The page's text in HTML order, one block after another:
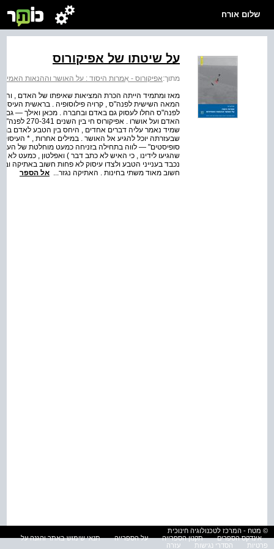
שלום אורח
על שיטתו של אפיקורוס
מתוך:אפיקורוס - אִמרות היסוד : על האושר וההנאות
מאז ומתמיד הייתה הכרת המציאות שאיפתו של האדם ,
המאה השישית לפנה"ס , קרויה פילוסופיה . בראשית
לפנה"ס החלו לעסוק גם באדם ובחברה . מכאן ואילך — גם
האדם ועל
שמיד נאמר עליה דברים אחדים , היחס בין הטבע לאדם
שבעזרתה יוכל להגיע אל האושר . במילים אחרות , *
סופיסטים" — לווה בתחילה בזניחה כמעט מוחלטת של
שהגיעו לידינו , כי האיש לא כתב דבר ) ואפלטון , כמעט לא
נכבד בענייני הטבע ולצדו עיסוק לא פחות חשוב באתיקה
חשוב מאוד משתי בחינות . האתיקה נגזר... אל הספר
© מטח - המרכז לטכנולוגיה חינוכית
אינדקס הספרים
תקנון הספרייה על הספרייה
תנאי שימוש באתר והגנה על
פרטיות
הסדרי נגישות עזרה